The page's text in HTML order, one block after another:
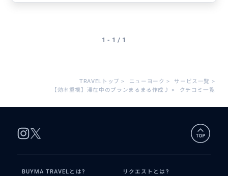
1 - 1 / 1
TRAVELトップ > ニューヨーク > サービス一覧 >
【効率重視】滞在中のプランまるまる作成♪ > クチコミ一覧
BUYMA TRAVELとは? リクエストとは?